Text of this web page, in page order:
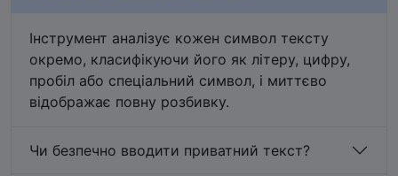
Інструмент аналізує кожен символ тексту
окремо, класифікуючи його як літеру, цифру,
пробіл або спеціальний символ, і миттєво
відображає повну розбивку.
Чи безпечно вводити приватний текст?